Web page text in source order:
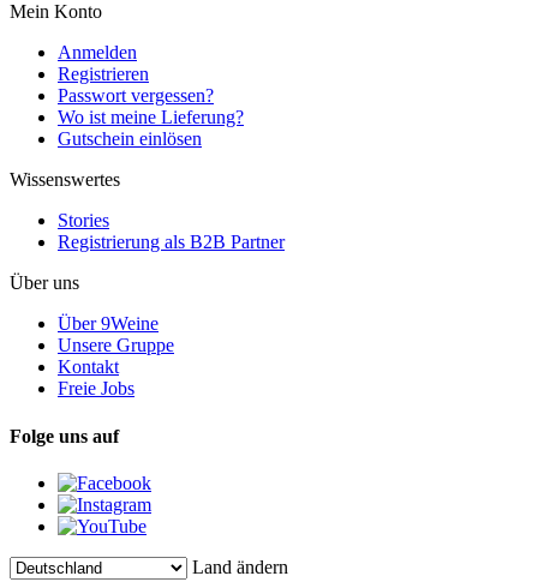
Mein Konto
Anmelden
Registrieren
Passwort vergessen?
Wo ist meine Lieferung?
Gutschein einlösen
Wissenswertes
Stories
Registrierung als B2B Partner
Über uns
Über 9Weine
Unsere Gruppe
Kontakt
Freie Jobs
Folge uns auf
Land ändern